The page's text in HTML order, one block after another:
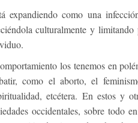
expandiendo como una
culturalmente y
los tenemos en
como el aborto, el
etcétera. En estos y
occidentales, sobre todo